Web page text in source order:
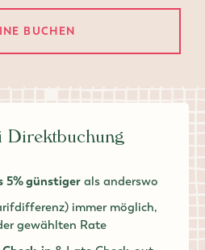
BUCHEN
Direktbuchung
5% günstiger als anderswo
immer möglich,
gewählten Rate